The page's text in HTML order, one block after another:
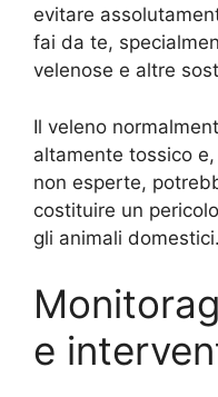
evitare
fai da te,
velenose e altre
Il veleno
altamente tossico
non esperte,
costituire un
gli animali domestici.
e